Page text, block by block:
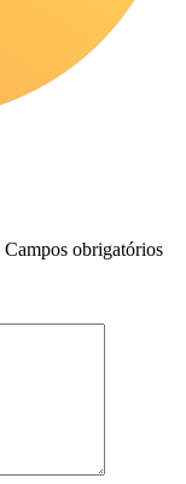
Campos obrigatórios